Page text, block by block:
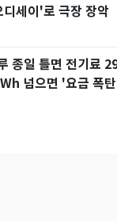
세이'로 극장 장악
종일 틀면 전기료
넘으면 '요금 폭